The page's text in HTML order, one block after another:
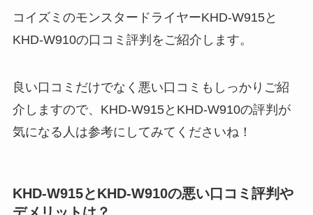
コイズミのモンスタードライヤーKHD-W915と
KHD-W910の口コミ評判をご紹介します。
良い口コミだけでなく悪い口コミもしっかりご紹
介しますので、KHD-W915とKHD-W910の評判が
気になる人は参考にしてみてくださいね！
KHD-W915とKHD-W910の悪い口コミ評判や